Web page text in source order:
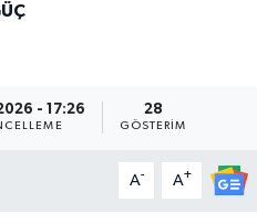
- 17:26 28
GÖSTERIM
A- A+
ve Fikstür